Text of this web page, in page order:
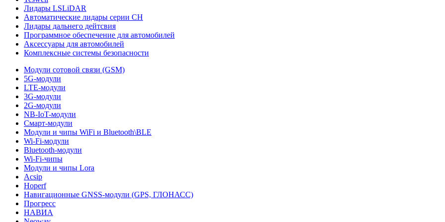
Лидары LSLiDAR
Автоматические лидары серии CH
Лидары дальнего дейтсвия
Программное обеспечение для автомобилей
Аксессуары для автомобилей
Комплексные системы безопасности
Модули сотовой связи (GSM)
5G-модули
LTE-модули
3G-модули
2G-модули
NB-IoT-модули
Смарт-модули
Модули и чипы WiFi и Bluetooth\BLE
Wi-Fi-модули
Bluetooth-модули
Wi-Fi-чипы
Модули и чипы Lora
Acsip
Hoperf
Навигационные GNSS-модули (GPS, ГЛОНАСС)
Прогресс
НАВИА